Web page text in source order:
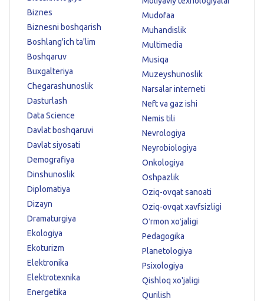
Biznes
Biznesni boshqarish
Boshlang'ich ta'lim
Boshqaruv
Buxgalteriya
Chegarashunoslik
Dasturlash
Data Science
Davlat boshqaruvi
Davlat siyosati
Demografiya
Dinshunoslik
Diplomatiya
Dizayn
Dramaturgiya
Ekologiya
Ekoturizm
Elektronika
Elektrotexnika
Energetika
Mudofaa
Muhandislik
Multimedia
Musiqa
Muzeyshunoslik
Narsalar interneti
Neft va gaz ishi
Nemis tili
Nevrologiya
Neyrobiologiya
Onkologiya
Oshpazlik
Oziq-ovqat sanoati
Oziq-ovqat xavfsizligi
Oʻrmon xoʻjaligi
Pedagogika
Planetologiya
Psixologiya
Qishloq xo'jaligi
Qurilish